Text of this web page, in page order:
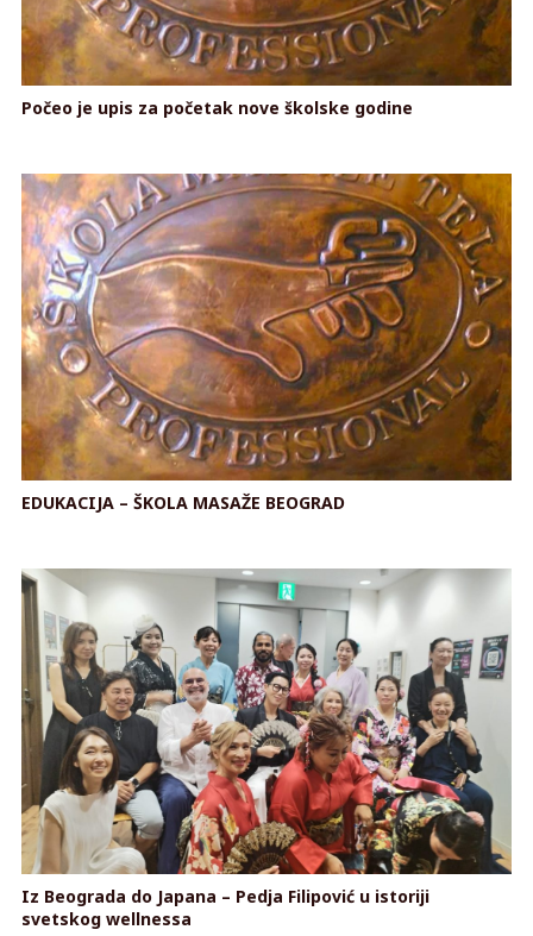
Počeo je upis za početak nove školske godine
EDUKACIJA – ŠKOLA MASAŽE BEOGRAD
Iz Beograda do Japana – Pedja Filipović u istoriji
svetskog wellnessa